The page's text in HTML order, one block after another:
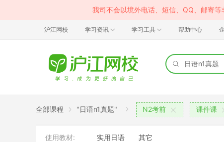
我司不会以境外电话、短信、QQ、邮寄
沪江网校 学习资讯 学习工具 帮助中心
全部课程 "日语n1真题" N2考前 课件课
使用教材: 实用日语 其它